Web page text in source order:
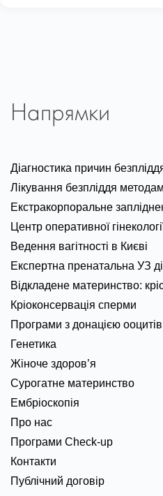
Напрямки
Діагностика причин
Лікування безпліддя
Екстракорпоральне
Центр оперативної
Ведення вагітності в Києві
Експертна пренатальна УЗ
Відкладене материнство:
Кріоконсервація сперми
Програми з донацією ооцитів
Генетика
Жіноче здоров’я
Сурогатне материнство
Ембріоскопія
Про нас
Програми Check-up
Контакти
Публічний договір